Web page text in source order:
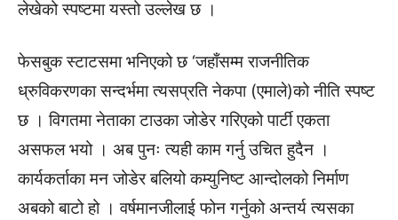
लेखेको स्पष्टमा यस्तो उल्लेख छ ।
फेसबुक स्टाटसमा भनिएको छ ‘जहाँसम्म राजनीतिक
ध्रुविकरणका सन्दर्भमा त्यसप्रति नेकपा (एमाले)को नीति स्पष्ट
छ । विगतमा नेताका टाउका जोडेर गरिएको पार्टी एकता
असफल भयो । अब पुनः त्यही काम गर्नु उचित हुदैन ।
कार्यकर्ताका मन जोडेर बलियो कम्युनिष्ट आन्दोलको निर्माण
अबको बाटो हो । वर्षमानजीलाई फोन गर्नुको अन्तर्य त्यसका